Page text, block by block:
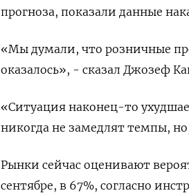
прогноза, показали данные
«Мы думали, что розничные
оказалось», - сказал Джозеф
«Ситуация наконец-то
никогда не замедлят темпы,
Рынки сейчас оценивают
сентябре, в 67%, согласно